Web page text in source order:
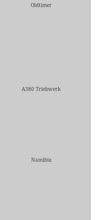
Oldtimer
A380 Triebwerk
Namibia